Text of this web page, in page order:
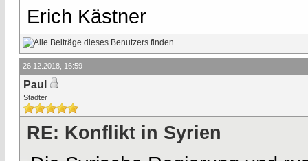
Erich Kästner
26.12.2018, 16:59
Paul
Städter
RE: Konflikt in Syrien